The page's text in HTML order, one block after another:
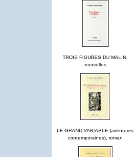
TROIS FIGURES DU MALIN,
nouvelles
LE GRAND VARIABLE (aventures
contemporaines), roman